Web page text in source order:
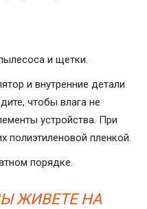
и щетки.
и внутренние детали
чтобы влага не
устройства. При
полиэтиленовой пленкой.
порядке.
ЖИВЕТЕ НА